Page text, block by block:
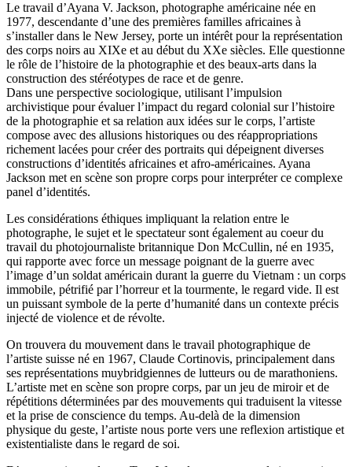
Le travail d’Ayana V. Jackson, photographe américaine née en
1977, descendante d’une des premières familles africaines à
s’installer dans le New Jersey, porte un intérêt pour la représentation
des corps noirs au XIXe et au début du XXe siècles. Elle questionne
le rôle de l’histoire de la photographie et des beaux-arts dans la
construction des stéréotypes de race et de genre.
Dans une perspective sociologique, utilisant l’impulsion
archivistique pour évaluer l’impact du regard colonial sur l’histoire
de la photographie et sa relation aux idées sur le corps, l’artiste
compose avec des allusions historiques ou des réappropriations
richement lacées pour créer des portraits qui dépeignent diverses
constructions d’identités africaines et afro-américaines. Ayana
Jackson met en scène son propre corps pour interpréter ce complexe
panel d’identités.
Les considérations éthiques impliquant la relation entre le
photographe, le sujet et le spectateur sont également au coeur du
travail du photojournaliste britannique Don McCullin, né en 1935,
qui rapporte avec force un message poignant de la guerre avec
l’image d’un soldat américain durant la guerre du Vietnam : un corps
immobile, pétrifié par l’horreur et la tourmente, le regard vide. Il est
un puissant symbole de la perte d’humanité dans un contexte précis
injecté de violence et de révolte.
On trouvera du mouvement dans le travail photographique de
l’artiste suisse né en 1967, Claude Cortinovis, principalement dans
ses représentations muybridgiennes de lutteurs ou de marathoniens.
L’artiste met en scène son propre corps, par un jeu de miroir et de
répétitions déterminées par des mouvements qui traduisent la vitesse
et la prise de conscience du temps. Au-delà de la dimension
physique du geste, l’artiste nous porte vers une reflexion artistique et
existentialiste dans le regard de soi.